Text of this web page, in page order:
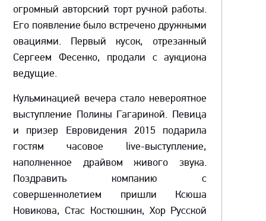
огромный авторский торт ручной работы.
Его появление было встречено дружными
овациями. Первый кусок, отрезанный
Сергеем Фесенко, продали с аукциона
ведущие.
Кульминацией вечера стало невероятное
выступление Полины Гагариной. Певица
и призер Евровидения 2015 подарила
гостям часовое live-выступление,
наполненное драйвом живого звука.
Поздравить компанию с
совершеннолетием пришли Ксюша
Новикова, Стас Костюшкин, Хор Русской